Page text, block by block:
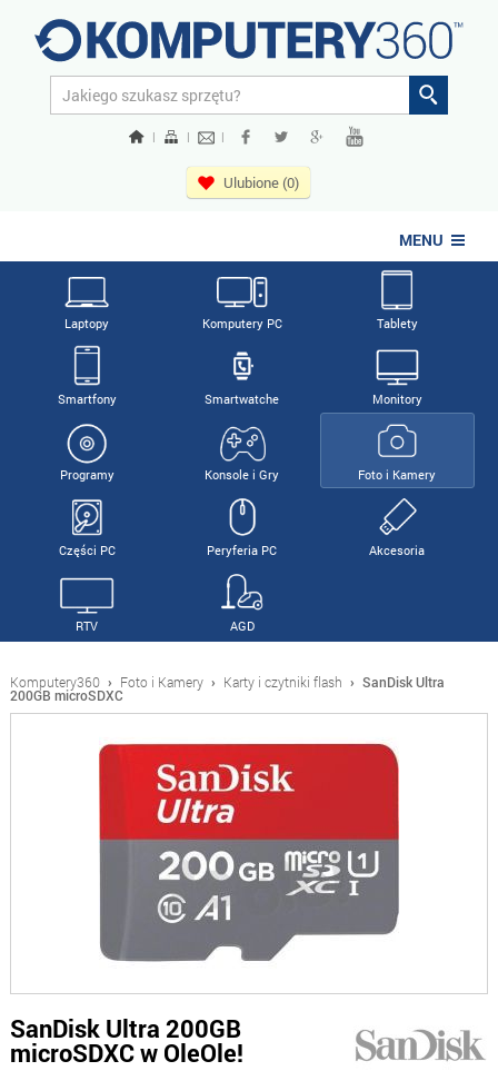
| | |
Ulubione (0)
MENU
Laptopy Komputery PC Tablety
Smartfony Smartwatche Monitory
Programy Konsole i Gry Foto i Kamery
Części PC Peryferia PC Akcesoria
RTV AGD
Komputery360 › Foto i Kamery › Karty i czytniki flash › SanDisk Ultra
200GB microSDXC
SanDisk Ultra 200GB
microSDXC w OleOle!